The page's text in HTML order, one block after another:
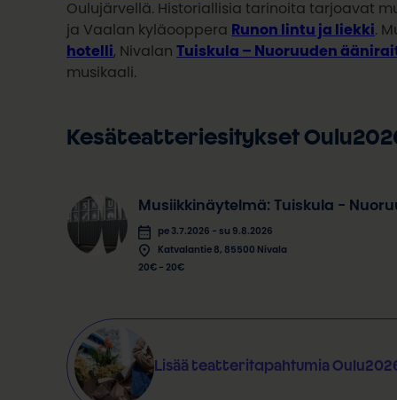
Oulujärvellä. Historiallisia tarinoita tarjoavat
ja Vaalan kyläooppera Runon lintu ja liekki.
hotelli, NivalanTuiskula – Nuoruuden
musikaali.
Kesäteatteriesitykset
Musiikkinäytelmä: Tuiskula -
pe 3.7.2026 - su 9.8.2026
Katvalantie 8, 85500 Nivala
20€ - 20€
Lisää teatteritapahtumia